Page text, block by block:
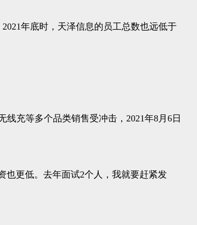
年底时，天泽信息的员工总数也远低于
充等多个品类销售受冲击，2021年8月6日
也更低。去年面试2个人，我就要赶紧发